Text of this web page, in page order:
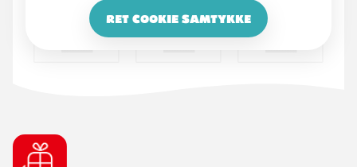
RET COOKIE SAMTYKKE